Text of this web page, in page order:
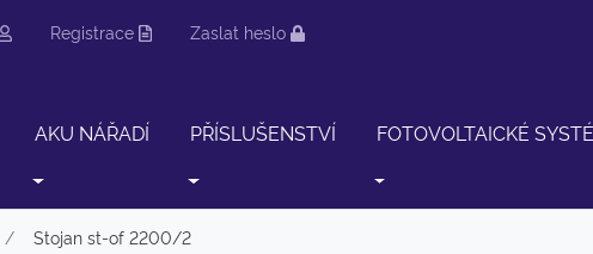
Registrace Zaslat heslo
AKU NÁŘADÍ PŘÍSLUŠENSTVÍ FOTOVOLTAICKÉ
Stojan st-of 2200/2